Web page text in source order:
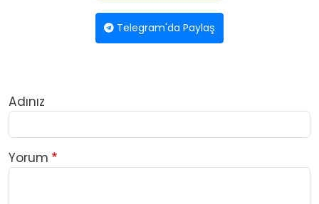
Telegram'da Paylaş
Adınız
Yorum